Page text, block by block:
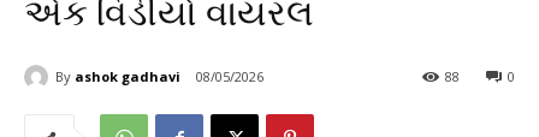
એક વિડીયો વાયરલ
By ashok gadhavi 08/05/2026 0
88